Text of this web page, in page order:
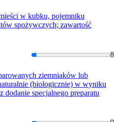
w kubku, pojemniku
spożywczych; zawartość
8
ch ziemniaków lub
(biologicznie) w wyniku
dodanie specjalnego preparatu